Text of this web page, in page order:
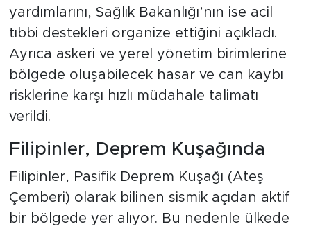
yardımlarını, Sağlık Bakanlığı’nın ise acil
tıbbi destekleri organize ettiğini açıkladı.
Ayrıca askeri ve yerel yönetim birimlerine
bölgede oluşabilecek hasar ve can kaybı
risklerine karşı hızlı müdahale talimatı
verildi.
Filipinler, Deprem Kuşağında
Filipinler, Pasifik Deprem Kuşağı (Ateş
Çemberi) olarak bilinen sismik açıdan aktif
bir bölgede yer alıyor. Bu nedenle ülkede